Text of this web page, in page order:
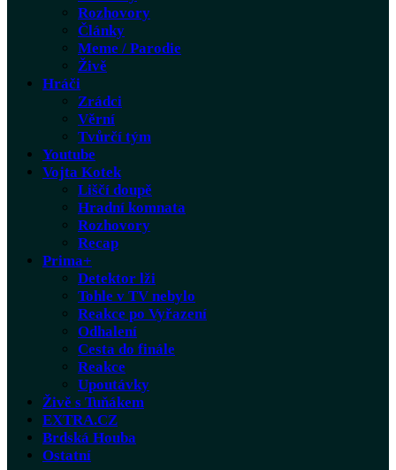
Rozhovory
Články
Meme / Parodie
Živě
Hráči
Zrádci
Věrní
Tvůrčí tým
Youtube
Vojta Kotek
Liščí doupě
Hradní komnata
Rozhovory
Recap
Prima+
Detektor lži
Tohle v TV nebylo
Reakce po Vyřazení
Odhalení
Cesta do finále
Reakce
Upoutávky
Živě s Tuňákem
EXTRA.CZ
Brdská Houba
Ostatní